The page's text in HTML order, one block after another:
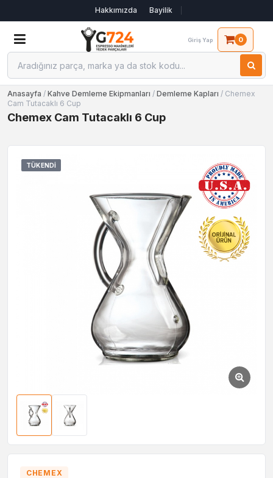
Hakkımızda Bayilik
Giriş Yap 0
Anasayfa / Kahve Demleme Ekipmanları / Demleme Kapları / Chemex
Cam Tutacaklı 6 Cup
Chemex Cam Tutacaklı 6 Cup
TÜKENDI
CHEMEX